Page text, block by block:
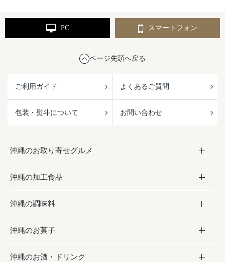
PC スマートフォン
ページ先頭へ戻る
ご利用ガイド よくあるご質問
包装・熨斗について お問い合わせ
沖縄のお取り寄せグルメ
お取り寄せグルメ
フルーツ・野菜
お肉
海産物
沖縄の加工食品
加工食品
缶詰／パウチ
沖縄料理
沖縄の調味料
調味料
砂糖／黒砂糖
沖縄のお菓子
お菓子
沖縄のお酒・ドリンク